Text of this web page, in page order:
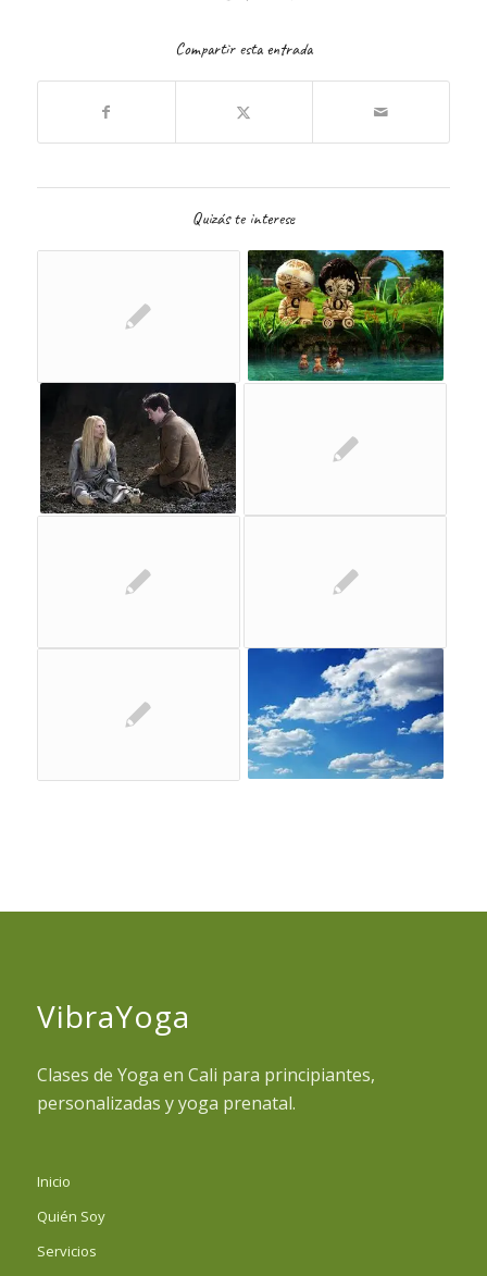
Compartir esta entrada
Quizás te interese
VibraYoga
Clases de Yoga en Cali para principiantes,
personalizadas y yoga prenatal.
Inicio
Quién Soy
Servicios